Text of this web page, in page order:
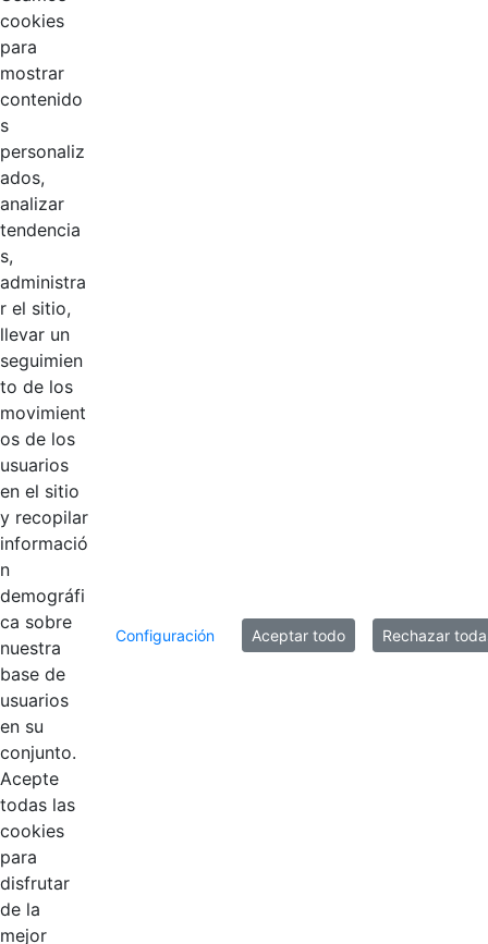
Productos
AÑADIR COMENTARIOS
cookies
para
mostrar
contenido
s
personaliz
ados,
analizar
tendencia
s,
administra
r el sitio,
llevar un
seguimien
to de los
movimient
os de los
usuarios
en el sitio
y recopilar
informació
n
demográfi
ca sobre
nuestra
base de
usuarios
en su
conjunto.
Acepte
todas las
cookies
para
disfrutar
de la
mejor
Configuración Aceptar todo Rechazar